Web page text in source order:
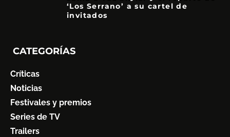
‘Los Serrano’ a su cartel de
invitados
CATEGORÍAS
Críticas
Noticias
Festivales y premios
Series de TV
Trailers